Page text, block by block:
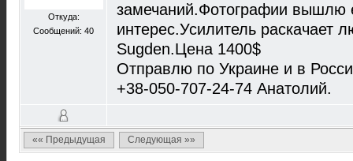
Откуда:
Сообщений: 40
замечаний.Фотографии вышлю
интерес.Усилитель раскачает
Sugden.Цена 1400$
Отправлю по Украине и в
+38-050-707-24-74 Анатолий.
«« Предыдущая Следующая »»